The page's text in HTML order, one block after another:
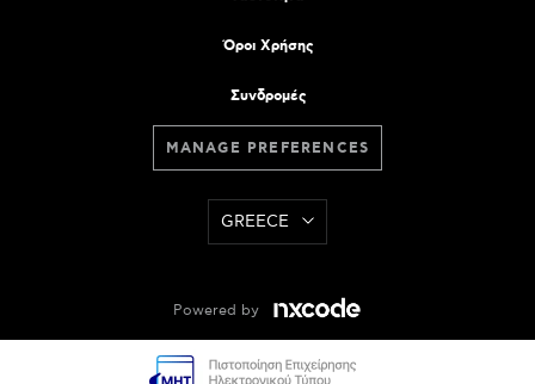
Όροι Χρήσης
Συνδρομές
MANAGE PREFERENCES
GREECE
Powered by